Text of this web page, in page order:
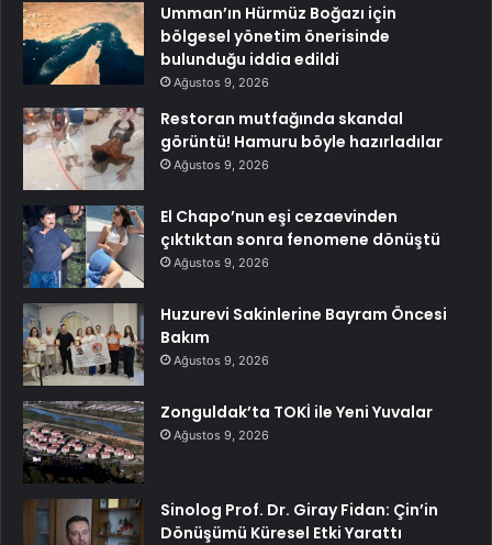
Umman’ın Hürmüz Boğazı için
bölgesel yönetim önerisinde
bulunduğu iddia edildi
Ağustos 9, 2026
Restoran mutfağında skandal
görüntü! Hamuru böyle hazırladılar
Ağustos 9, 2026
El Chapo’nun eşi cezaevinden
çıktıktan sonra fenomene dönüştü
Ağustos 9, 2026
Huzurevi Sakinlerine Bayram Öncesi
Bakım
Ağustos 9, 2026
Zonguldak’ta TOKİ ile Yeni Yuvalar
Ağustos 9, 2026
Sinolog Prof. Dr. Giray Fidan: Çin’in
Dönüşümü Küresel Etki Yarattı